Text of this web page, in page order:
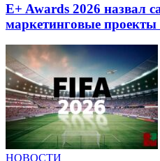
E+ Awards 2026 назвал
маркетинговые
НОВОСТИ